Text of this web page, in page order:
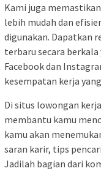
Kami juga
lebih mudah dan
digunakan. Dapatkan
terbaru secara
Facebook dan
kesempatan kerja
Di situs lowongan
membantu kamu
kamu akan
saran karir, tips
Jadilah bagian dari